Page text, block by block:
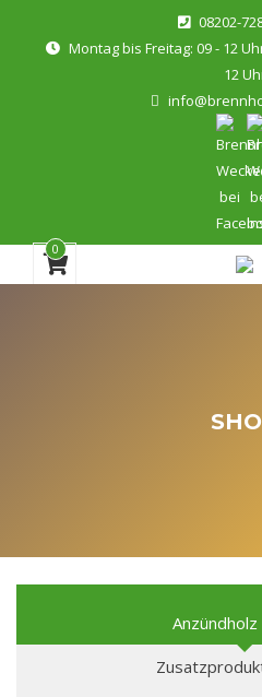
08202-
Montag bis Freitag: 09 - 12
12
0
Anzündholz